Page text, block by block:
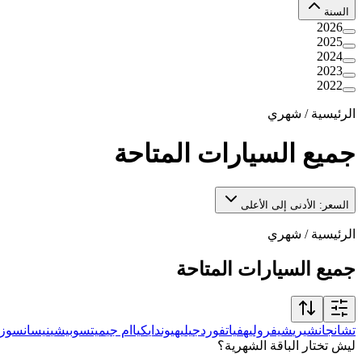
السنة
2026
2025
2024
2023
2022
الرئيسية / شهري
جميع السيارات المتاحة
السعر: الأدنى إلى الأعلى
الرئيسية / شهري
جميع السيارات المتاحة
تشانجانشيريشيفروليهفياتفوردجيليهيوندايكيا ام جيميتسوبيشينيسان
ليش تختار الباقة الشهرية؟